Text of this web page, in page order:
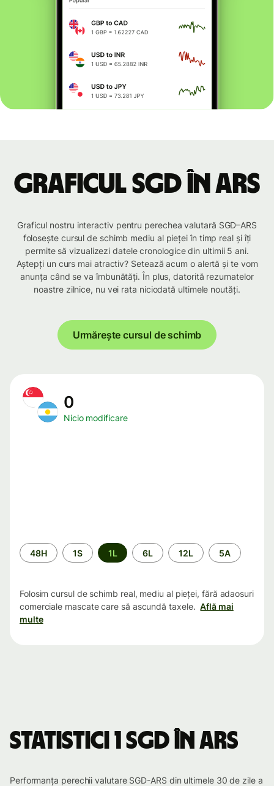
Graficul SGD în ARS
Graficul nostru interactiv pentru perechea valutară SGD–ARS
folosește cursul de schimb mediu al pieței în timp real și îți
permite să vizualizezi datele cronologice din ultimii 5 ani.
Aștepți un curs mai atractiv? Setează acum o alertă și te vom
anunța când se va îmbunătăți. În plus, datorită rezumatelor
noastre zilnice, nu vei rata niciodată ultimele noutăți.
Urmărește cursul de schimb
0
Nicio modificare
Perioada
48H 1S 1L 6L 12L 5A
Folosim cursul de schimb real, mediu al pieței, fără adaosuri
comerciale mascate care să ascundă taxele. Află mai
multe
Statistici 1 SGD în ARS
Performanța perechii valutare SGD-ARS din ultimele 30 de zile a